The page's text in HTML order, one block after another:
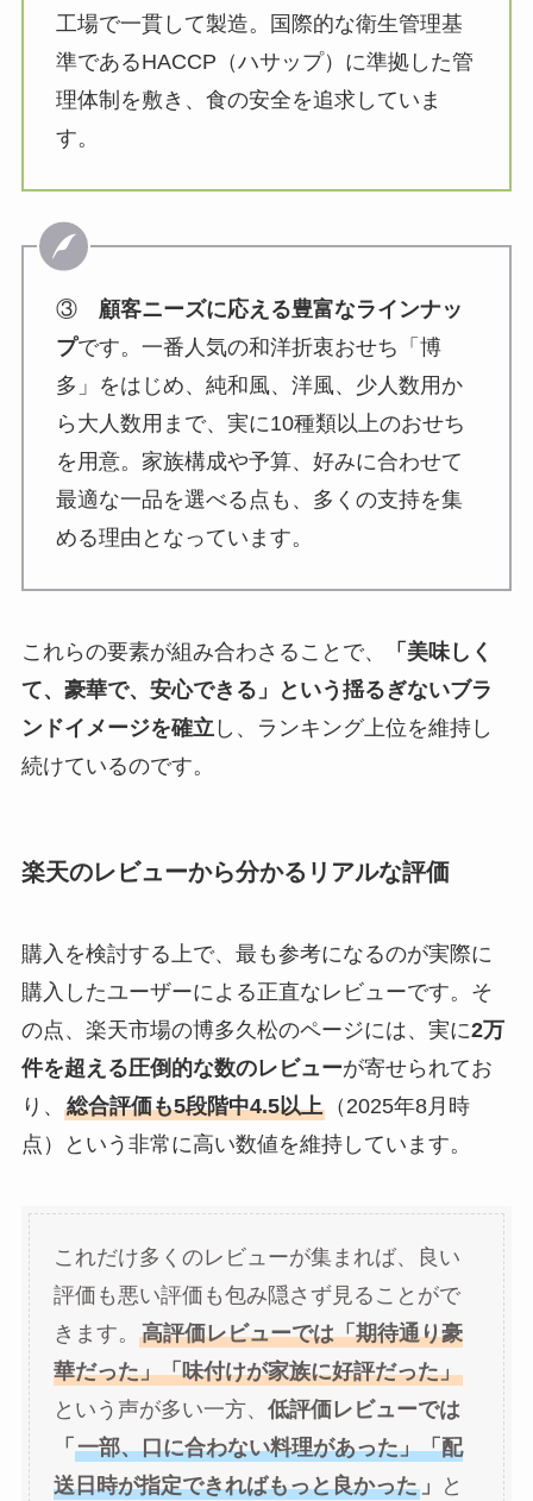
工場で一貫して製造。国際的な衛生管理基
準であるHACCP（ハサップ）に準拠した管
理体制を敷き、食の安全を追求していま
す。
③ 顧客ニーズに応える豊富なラインナッ
プです。一番人気の和洋折衷おせち「博
多」をはじめ、純和風、洋風、少人数用か
ら大人数用まで、実に10種類以上のおせち
を用意。家族構成や予算、好みに合わせて
最適な一品を選べる点も、多くの支持を集
める理由となっています。
これらの要素が組み合わさることで、
「美味しく
て、豪華で、安心できる」という揺るぎないブラ
ンドイメージを確立し、ランキング上位を維持し
続けているのです。
楽天のレビューから分かるリアルな評価
購入を検討する上で、最も参考になるのが実際に
購入したユーザーによる正直なレビューです。そ
の点、楽天市場の博多久松のページには、実に2万
件を超える圧倒的な数のレビューが寄せられてお
り、 総合評価も5段階中4.5以上（2025年8月時
点）という非常に高い数値を維持しています。
これだけ多くのレビューが集まれば、良い
評価も悪い評価も包み隠さず見ることがで
きます。 高評価レビューでは「期待通り豪
華だった」「味付けが家族に好評だった」
という声が多い一方、 低評価レビューでは
「 一部、口に合わない料理があった」「配
送日時が指定できればもっと良かった」
と